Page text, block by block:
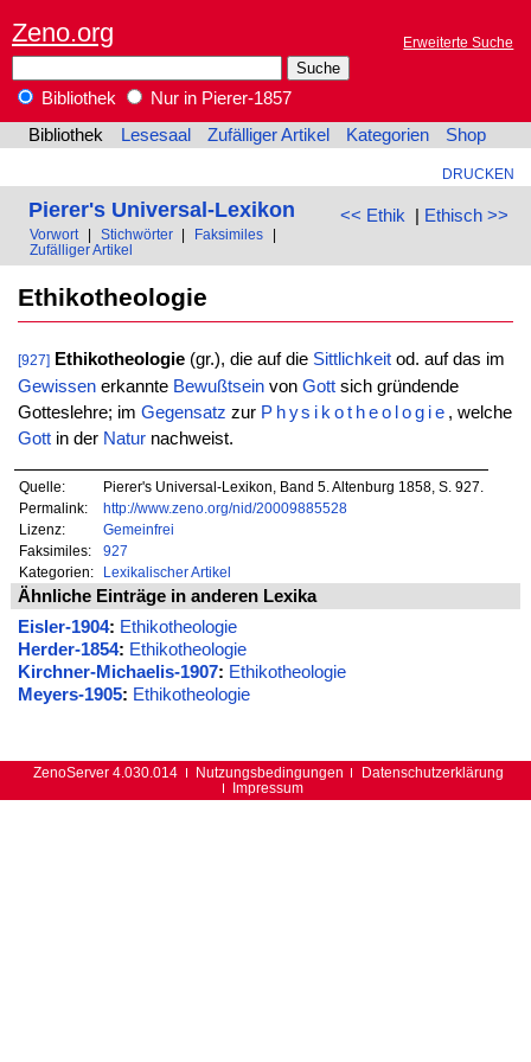
Zeno.org Erweiterte Suche
Bibliothek
Nur in Pierer-1857
Bibliothek
Lesesaal Zufälliger Artikel Kategorien Shop
DRUCKEN
<< Ethik | Ethisch >>
Pierer's Universal-Lexikon
Vorwort Stichwörter Faksimiles
Zufälliger Artikel
Ethikotheologie
[927] Ethikotheologie(gr.), die auf die Sittlichkeitod. auf das im
Gewissenerkannte Bewußtseinvon Gottsich gründende
Gotteslehre; im Gegensatz zur Physikotheologie , welche
Gottin der Naturnachweist.
Quelle:
Pierer's Universal-Lexikon, Band 5. Altenburg 1858, S. 927.
Permalink:
http://www.zeno.org/nid/20009885528
Lizenz:
Gemeinfrei
Faksimiles:
927
Kategorien:
Lexikalischer Artikel
Ähnliche Einträge in anderen Lexika
Eisler-1904: Ethikotheologie
Herder-1854: Ethikotheologie
Kirchner-Michaelis-1907: Ethikotheologie
Meyers-1905: Ethikotheologie
ZenoServer 4.030.014 Nutzungsbedingungen
Datenschutzerklärung
Impressum